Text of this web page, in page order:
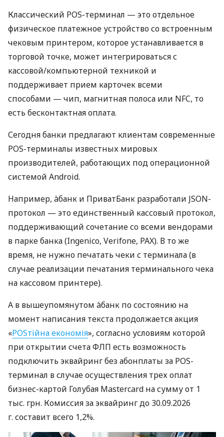
Классический POS-терминал — это отдельное
физическое платежное устройство со встроенным
чековым принтером, которое устанавливается в
торговой точке, может интегрироваться с
кассовой/компьютерной техникой и
поддерживает прием карточек всеми
способами — чип, магнитная полоса или NFC, то
есть бесконтактная оплата.
Сегодня банки предлагают клиентам современные
POS-терминалы известных мировых
производителей, работающих под операционной
системой Android.
Например, àбанк и ПриватБанк разработали JSON-
протокол — это единственный кассовый протокол,
поддерживающий сочетание со всеми вендорами
в парке банка (Ingenico, Verifone, PAX). В то же
время, не нужно печатать чеки с терминала (в
случае реализации печатания терминального чека
на кассовом принтере).
А в вышеупомянутом àбанк по состоянию на
момент написания текста продолжается акция
«POSтійна економія», согласно условиям которой
при открытии счета ФЛП есть возможность
подключить эквайринг без абонплаты за POS-
терминал в случае осуществления трех оплат
бизнес-картой Голубая Mastercard на сумму от 1
тыс. грн. Комиссия за эквайринг до 30.09.2026
г. составит всего 1,2%.